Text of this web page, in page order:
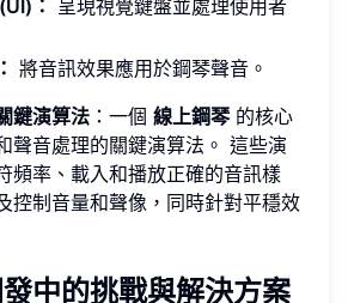
： 呈現視覺鍵盤並處理使用者
將音訊效果應用於鋼琴聲音。
鍵演算法 ：一個 線上鋼琴的核心
聲音處理的關鍵演算法。 這些演
頻率、載入和播放正確的音訊樣
控制音量和聲像，同時針對平穩效
中的挑戰與解決方案